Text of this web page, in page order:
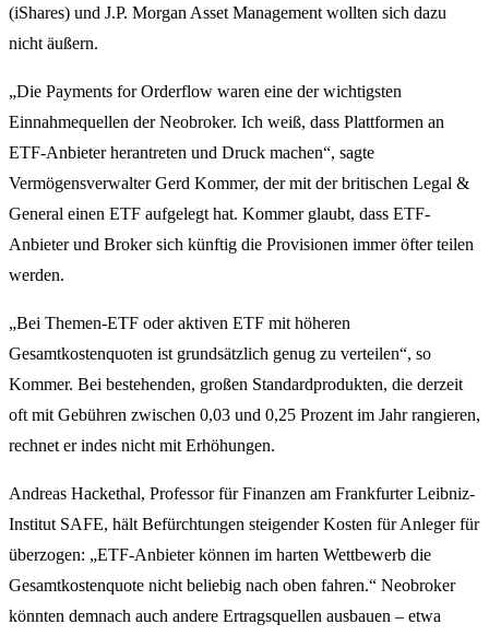
(iShares) und J.P. Morgan Asset Management wollten sich dazu
nicht äußern.
„Die Payments for Orderflow waren eine der wichtigsten
Einnahmequellen der Neobroker. Ich weiß, dass Plattformen an
ETF-Anbieter herantreten und Druck machen“, sagte
Vermögensverwalter Gerd Kommer, der mit der britischen Legal &
General einen ETF aufgelegt hat. Kommer glaubt, dass ETF-
Anbieter und Broker sich künftig die Provisionen immer öfter teilen
werden.
„Bei Themen-ETF oder aktiven ETF mit höheren
Gesamtkostenquoten ist grundsätzlich genug zu verteilen“, so
Kommer. Bei bestehenden, großen Standardprodukten, die derzeit
oft mit Gebühren zwischen 0,03 und 0,25 Prozent im Jahr rangieren,
rechnet er indes nicht mit Erhöhungen.
Andreas Hackethal, Professor für Finanzen am Frankfurter Leibniz-
Institut SAFE, hält Befürchtungen steigender Kosten für Anleger für
überzogen: „ETF-Anbieter können im harten Wettbewerb die
Gesamtkostenquote nicht beliebig nach oben fahren.“ Neobroker
könnten demnach auch andere Ertragsquellen ausbauen – etwa